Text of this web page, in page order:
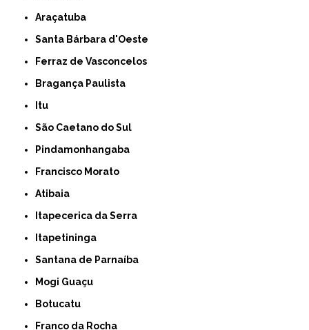
Araçatuba
Santa Bárbara d'Oeste
Ferraz de Vasconcelos
Bragança Paulista
Itu
São Caetano do Sul
Pindamonhangaba
Francisco Morato
Atibaia
Itapecerica da Serra
Itapetininga
Santana de Parnaíba
Mogi Guaçu
Botucatu
Franco da Rocha